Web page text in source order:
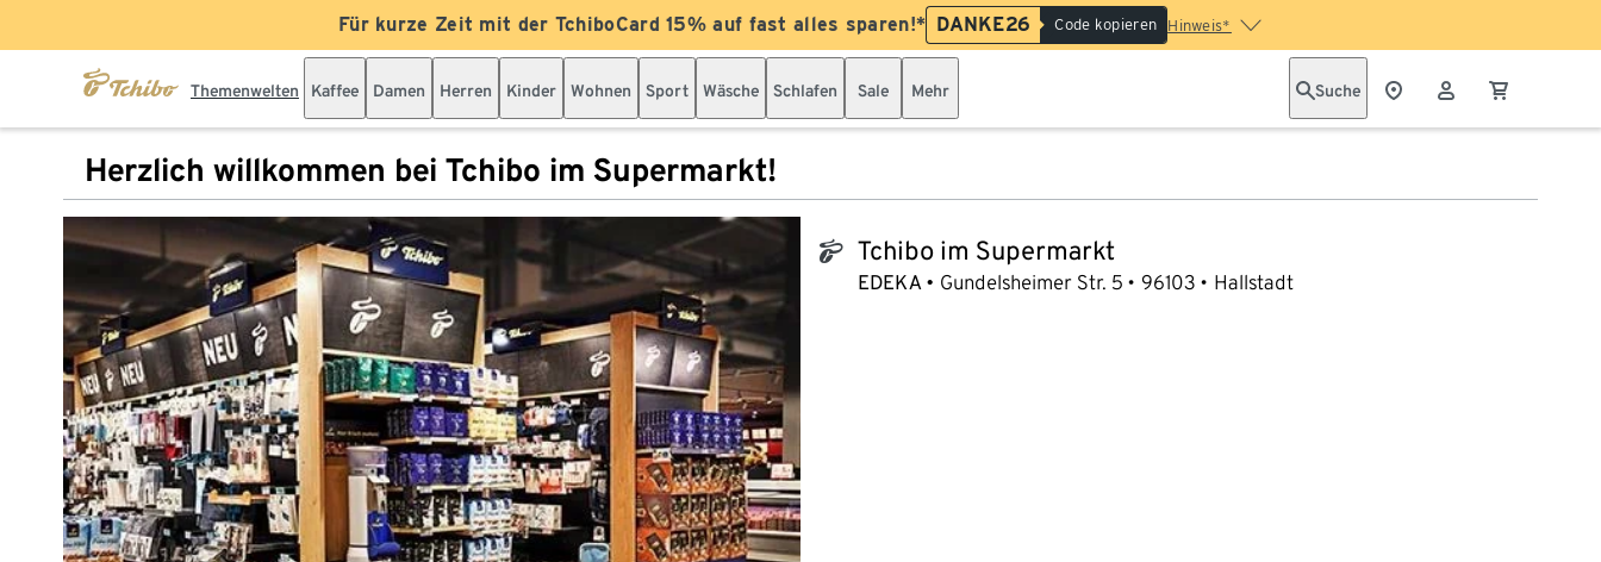
Für kurze Zeit mit der TchiboCard 15% auf fast alles sparen!* DANKE26 Code kopieren Hinweis*
Themenwelten Kaffee Damen Herren Kinder Wohnen Sport Wäsche Schlafen Sale Mehr Suche
Herzlich willkommen bei Tchibo im Supermarkt!
tchibo_logo Tchibo im Supermarkt
EDEKA Gundelsheimer Str. 5 96103 Hallstadt